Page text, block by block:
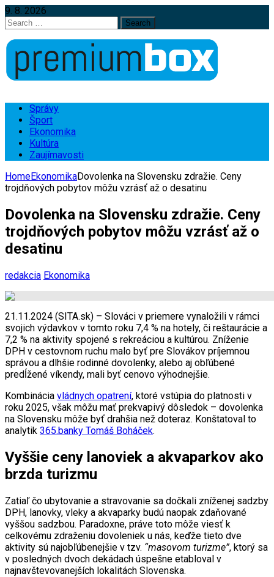
9. 8. 2026
Search
for:
Správy
Šport
Ekonomika
Kultúra
Zaujímavosti
HomeEkonomikaDovolenka na Slovensku zdražie. Ceny
trojdňových pobytov môžu vzrásť až o desatinu
Dovolenka na Slovensku zdražie. Ceny
trojdňových pobytov môžu vzrásť až o
desatinu
redakcia Ekonomika
21.11.2024 (SITA.sk) – Slováci v priemere vynaložili v rámci
svojich výdavkov v tomto roku 7,4 % na hotely, či reštaurácie a
7,2 % na aktivity spojené s rekreáciou a kultúrou. Zníženie
DPH v cestovnom ruchu malo byť pre Slovákov príjemnou
správou a dlhšie rodinné dovolenky, alebo aj obľúbené
predĺžené víkendy, mali byť cenovo výhodnejšie.
Kombinácia vládnych opatrení, ktoré vstúpia do platnosti v
roku 2025, však môžu mať prekvapivý dôsledok – dovolenka
na Slovensku môže byť drahšia než doteraz. Konštatoval to
analytik 365.banky Tomáš Boháček.
Vyššie ceny lanoviek a akvaparkov ako
brzda turizmu
Zatiaľ čo ubytovanie a stravovanie sa dočkali zníženej sadzby
DPH, lanovky, vleky a akvaparky budú naopak zdaňované
vyššou sadzbou. Paradoxne, práve toto môže viesť k
celkovému zdraženiu dovoleniek u nás, keďže tieto dve
aktivity sú najobľúbenejšie v tzv. “masovom turizme”, ktorý sa
v posledných dvoch dekádach úspešne etabloval v
najnavštevovanejších lokalitách Slovenska.